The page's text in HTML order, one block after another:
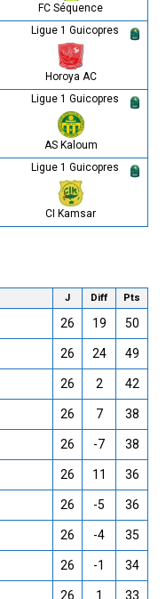
FC Séquence
Ligue 1 Guicopres
Horoya AC
Ligue 1 Guicopres
AS Kaloum
Ligue 1 Guicopres
CI Kamsar
J Diff Pts
26 19 50
26 24 49
26 2 42
26 7 38
26 -7 38
26 11 36
26 -5 36
26 -4 35
26 -1 34
26 1 33